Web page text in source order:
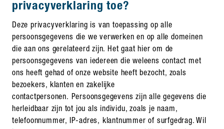
privacyverklaring toe?
Deze privacyverklaring is van toepassing op alle
persoonsgegevens die we verwerken en op alle domeinen
die aan ons gerelateerd zijn. Het gaat hier om de
persoonsgegevens van iedereen die weleens contact met
ons heeft gehad of onze website heeft bezocht, zoals
bezoekers, klanten en zakelijke
contactpersonen. Persoonsgegevens zijn alle gegevens die
herleidbaar zijn tot jou als individu, zoals je naam,
telefoonnummer, IP-adres, klantnummer of surfgedrag. Wil